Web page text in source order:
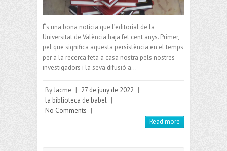
És una bona notícia que l’editorial de la
Universitat de València haja fet cent anys. Primer,
pel que significa aquesta persistència en el temps
per a la recerca feta a casa nostra pels nostres
investigadors i la seva difusió a…
ByJacme | 27 de juny de 2022 |
la biblioteca de babel |
No Comments |
Read more